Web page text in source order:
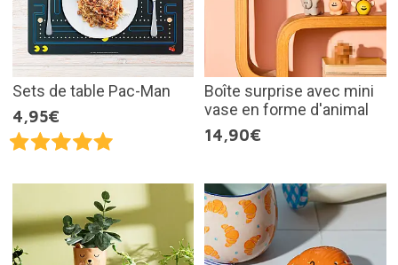
Sets de table Pac-Man
4,95€
Boîte surprise avec mini
vase en forme d'animal
14,90€